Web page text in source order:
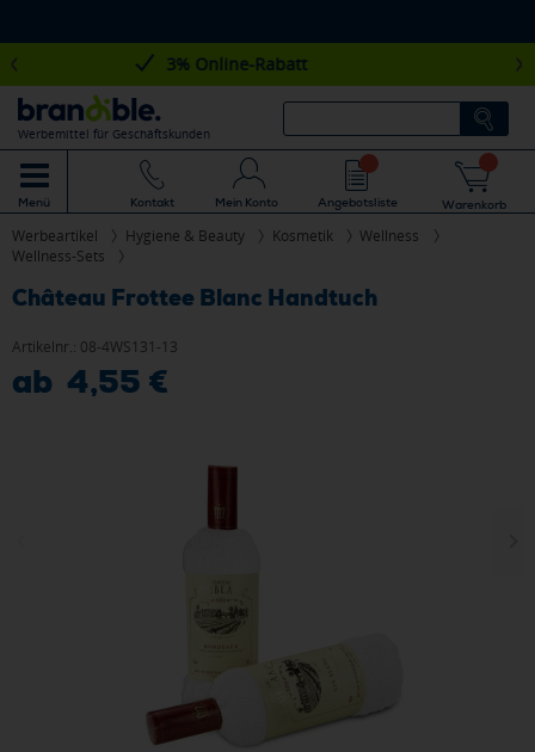
100.000+ Kunden
Werbemittel für Geschäftskunden
Menü Kontakt Mein Konto Angebotsliste Warenkorb
Werbeartikel Hygiene & Beauty Kosmetik
Wellness
Wellness-Sets
Château Frottee Blanc Handtuch
Artikelnr.: 08-4WS131-13
ab 4,55 €